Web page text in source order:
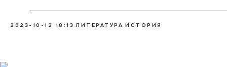
2023-10-12 18:13 ЛИТЕРАТУРА ИСТОРИЯ